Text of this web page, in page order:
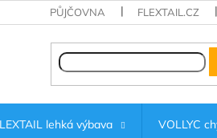
PŮJČOVNA FLEXTAIL.CZ
lehká výbava VOLLYC